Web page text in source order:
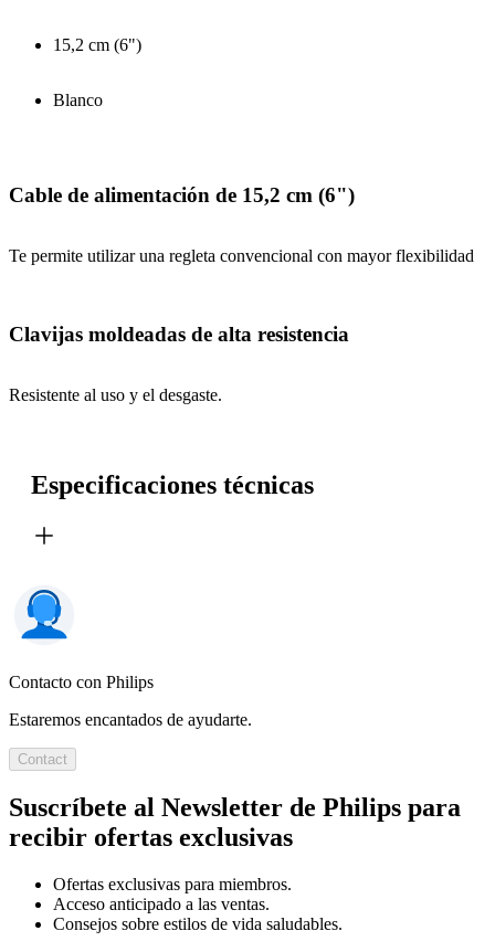
15,2 cm (6")
Blanco
Cable de alimentación de 15,2 cm (6")
Te permite utilizar una regleta convencional con mayor flexibilidad
Clavijas moldeadas de alta resistencia
Resistente al uso y el desgaste.
Especificaciones técnicas
Contacto con Philips
Estaremos encantados de ayudarte.
Contact
Suscríbete al Newsletter de Philips para
recibir ofertas exclusivas
Ofertas exclusivas para miembros.
Acceso anticipado a las ventas.
Consejos sobre estilos de vida saludables.